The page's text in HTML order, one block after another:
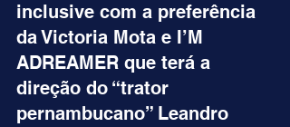
inclusive com a preferência
da Victoria Mota e I’M
ADREAMER que terá a
direção do “trator
pernambucano” Leandro